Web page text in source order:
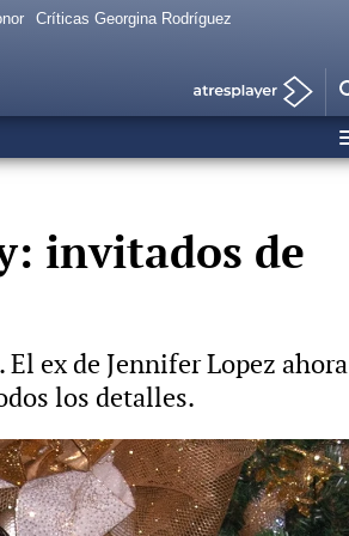
Críticas Georgina Rodríguez
invitados de
ex de Jennifer Lopez ahora
los detalles.